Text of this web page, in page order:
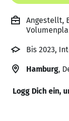
Angestellt,
Bis 2023,
Hamburg,
Logg Dich ein,